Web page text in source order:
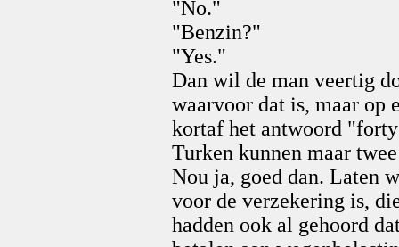
"No."
"Benzin?"
"Yes."
Dan wil de man veertig
waarvoor dat is, maar
kortaf het antwoord
Turken kunnen maar
Nou ja, goed dan. Laten
voor de verzekering is,
hadden ook al gehoord